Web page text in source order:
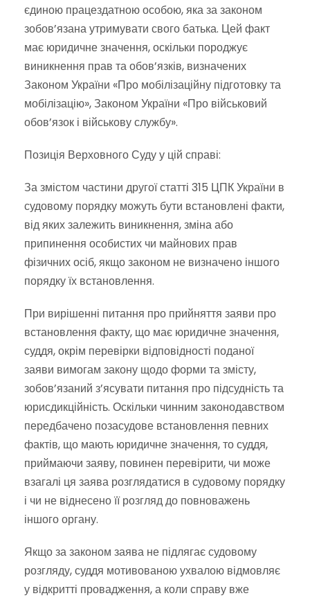
єдиною працездатною особою, яка за законом
зобов’язана утримувати свого батька. Цей факт
має юридичне значення, оскільки породжує
виникнення прав та обов’язків, визначених
Законом України «Про мобілізаційну підготовку та
мобілізацію», Законом України «Про військовий
обов’язок і військову службу».
Позиція Верховного Суду у цій справі:
За змістом частини другої статті 315 ЦПК України в
судовому порядку можуть бути встановлені факти,
від яких залежить виникнення, зміна або
припинення особистих чи майнових прав
фізичних осіб, якщо законом не визначено іншого
порядку їх встановлення.
При вирішенні питання про прийняття заяви про
встановлення факту, що має юридичне значення,
суддя, окрім перевірки відповідності поданої
заяви вимогам закону щодо форми та змісту,
зобов’язаний з’ясувати питання про підсудність та
юрисдикційність. Оскільки чинним законодавством
передбачено позасудове встановлення певних
фактів, що мають юридичне значення, то суддя,
приймаючи заяву, повинен перевірити, чи може
взагалі ця заява розглядатися в судовому порядку
і чи не віднесено її розгляд до повноважень
іншого органу.
Якщо за законом заява не підлягає судовому
розгляду, суддя мотивованою ухвалою відмовляє
у відкритті провадження, а коли справу вже